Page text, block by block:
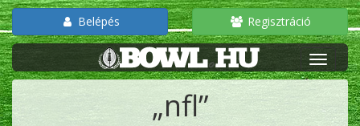
Belépés Regisztráció
„nfl”